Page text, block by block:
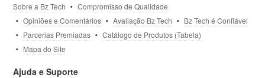
Sobre a Bz Tech
Compromisso de Qualidade
Opiniões e Comentários
Avaliação Bz Tech
Bz Tech é Confiável
Parcerias Premiadas
Catálogo de Produtos (Tabela)
Mapa do Site
Ajuda e Suporte